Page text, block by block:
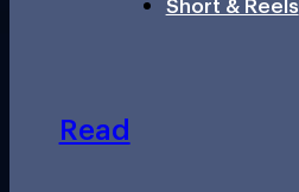
Read